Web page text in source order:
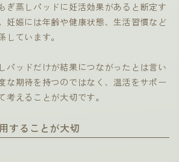
ぎ蒸しパッドに妊活効果があると断定す
妊娠には年齢や健康状態、生活習慣など
しています。
パッドだけが結果につながったとは言い
な期待を持つのではなく、温活をサポー
考えることが大切です。
することが大切